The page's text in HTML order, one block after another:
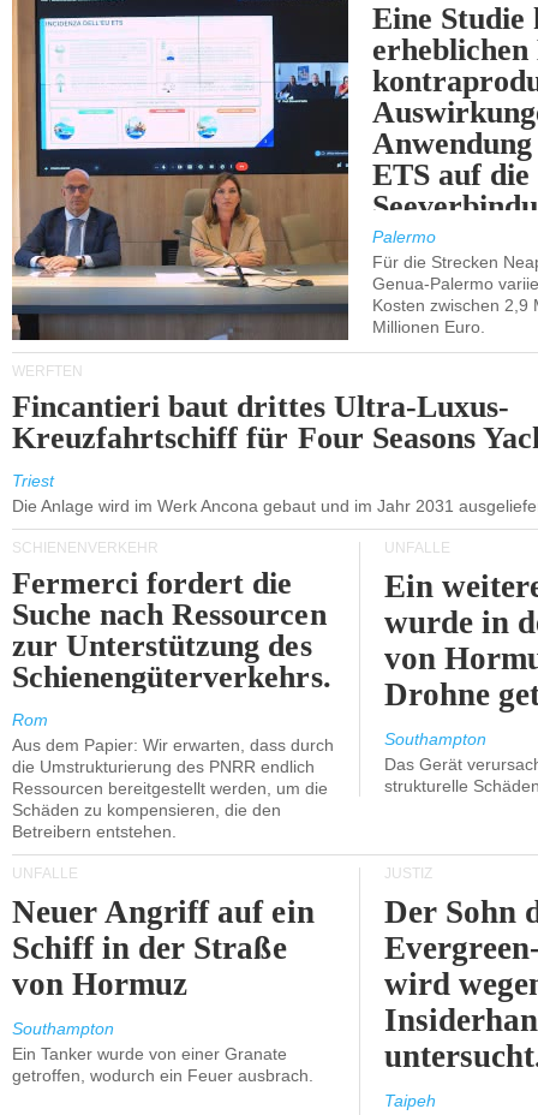
Eine Studie
ETS auf die
Palermo
Für die Strecken
Genua-Palermo
Kosten zwischen 2,9
Millionen Euro.
WERFTEN
Fincantieri baut drittes Ultra-Luxus-
Kreuzfahrtschiff für Four Seasons
Triest
Die Anlage wird im Werk Ancona gebaut und im Jahr 2031
SCHIENENVERKEHR
Fermerci fordert die
Suche nach Ressourcen
zur Unterstützung des
Schienengüterverkehrs.
Rom
Aus dem Papier: Wir erwarten, dass durch
die Umstrukturierung des PNRR endlich
Ressourcen bereitgestellt werden, um die
Schäden zu kompensieren, die den
Betreibern entstehen.
UNFÄLLE
Ein
wurde in
von
Drohne
Southampton
Das Gerät
strukturelle
UNFÄLLE
Neuer Angriff auf ein
Schiff in der Straße
von Hormuz
Southampton
Ein Tanker wurde von einer Granate
getroffen, wodurch ein Feuer ausbrach.
JUSTIZ
Der Sohn
wird
Taipeh